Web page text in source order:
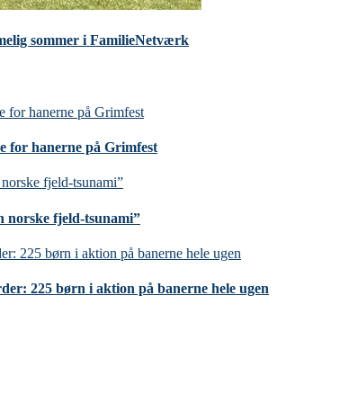
sommer i FamilieNetværk
for hanerne på Grimfest
norske fjeld-tsunami”
225 børn i aktion på banerne hele ugen